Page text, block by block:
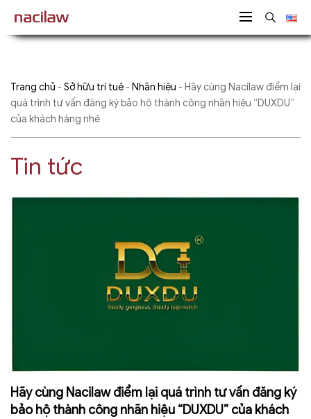
Trang chủ - Sở hữu trí tuệ - Nhãn hiệu - Hãy cùng Nacilaw điểm lại
quá trình tư vấn đăng ký bảo hộ thành công nhãn hiệu “DUXDU”
của khách hàng nhé
Tin tức
Hãy cùng Nacilaw điểm lại quá trình tư vấn đăng ký
bảo hộ thành công nhãn hiệu “DUXDU” của khách